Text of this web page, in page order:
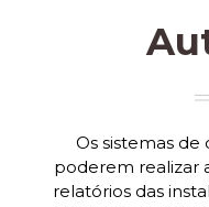
Os sistemas
poderem realizar
relatórios das